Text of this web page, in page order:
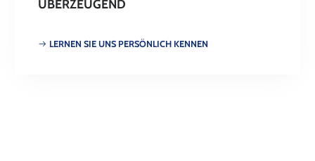
ÜBERZEUGEND
LERNEN SIE UNS PERSÖNLICH KENNEN